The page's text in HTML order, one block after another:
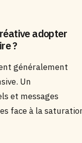
adopter
?
généralement
Un
et messages
face à la